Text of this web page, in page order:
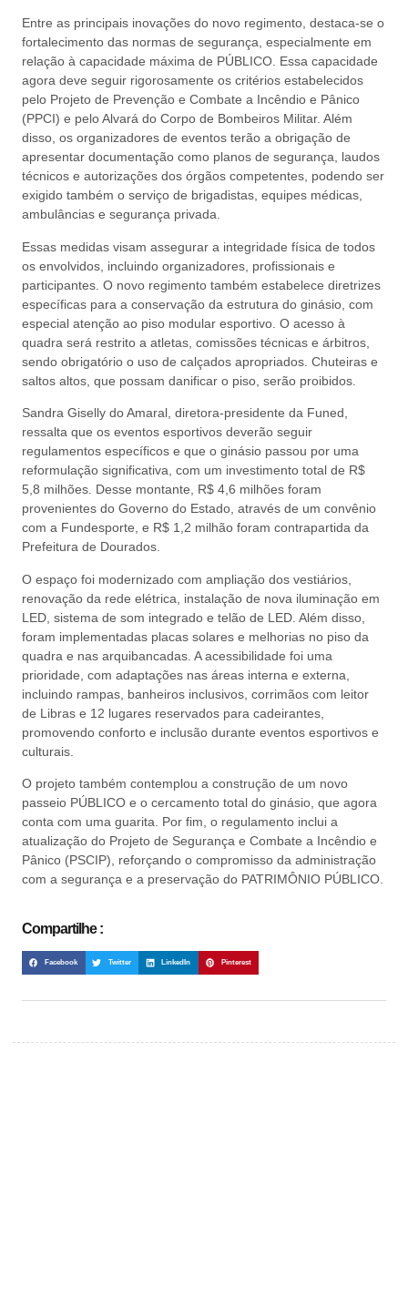
Entre as principais inovações do novo regimento, destaca-se o
fortalecimento das normas de segurança, especialmente em
relação à capacidade máxima de PÚBLICO. Essa capacidade
agora deve seguir rigorosamente os critérios estabelecidos
pelo Projeto de Prevenção e Combate a Incêndio e Pânico
(PPCI) e pelo Alvará do Corpo de Bombeiros Militar. Além
disso, os organizadores de eventos terão a obrigação de
apresentar documentação como planos de segurança, laudos
técnicos e autorizações dos órgãos competentes, podendo ser
exigido também o serviço de brigadistas, equipes médicas,
ambulâncias e segurança privada.
Essas medidas visam assegurar a integridade física de todos
os envolvidos, incluindo organizadores, profissionais e
participantes. O novo regimento também estabelece diretrizes
específicas para a conservação da estrutura do ginásio, com
especial atenção ao piso modular esportivo. O acesso à
quadra será restrito a atletas, comissões técnicas e árbitros,
sendo obrigatório o uso de calçados apropriados. Chuteiras e
saltos altos, que possam danificar o piso, serão proibidos.
Sandra Giselly do Amaral, diretora-presidente da Funed,
ressalta que os eventos esportivos deverão seguir
regulamentos específicos e que o ginásio passou por uma
reformulação significativa, com um investimento total de R$
5,8 milhões. Desse montante, R$ 4,6 milhões foram
provenientes do Governo do Estado, através de um convênio
com a Fundesporte, e R$ 1,2 milhão foram contrapartida da
Prefeitura de Dourados.
O espaço foi modernizado com ampliação dos vestiários,
renovação da rede elétrica, instalação de nova iluminação em
LED, sistema de som integrado e telão de LED. Além disso,
foram implementadas placas solares e melhorias no piso da
quadra e nas arquibancadas. A acessibilidade foi uma
prioridade, com adaptações nas áreas interna e externa,
incluindo rampas, banheiros inclusivos, corrimãos com leitor
de Libras e 12 lugares reservados para cadeirantes,
promovendo conforto e inclusão durante eventos esportivos e
culturais.
O projeto também contemplou a construção de um novo
passeio PÚBLICO e o cercamento total do ginásio, que agora
conta com uma guarita. Por fim, o regulamento inclui a
atualização do Projeto de Segurança e Combate a Incêndio e
Pânico (PSCIP), reforçando o compromisso da administração
com a segurança e a preservação do PATRIMÔNIO PÚBLICO.
Compartilhe :
Facebook Twitter LinkedIn Pinterest